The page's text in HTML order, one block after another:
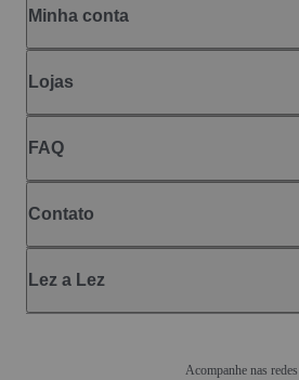
Minha conta
Lojas
FAQ
Contato
Lez a Lez
Acompanhe nas